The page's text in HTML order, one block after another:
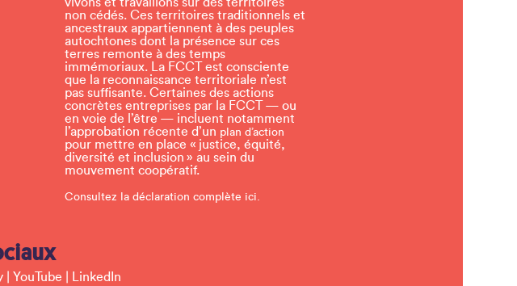
non cédés. Ces territoires traditionnels et
ancestraux appartiennent à des peuples
autochtones dont la présence sur ces
terres remonte à des temps
immémoriaux. La FCCT est consciente
que la reconnaissance territoriale n’est
pas suffisante. Certaines des actions
concrètes entreprises par la FCCT — ou
en voie de l’être — incluent notamment
l’approbation récente d’un plan d’action
pour mettre en place « justice, équité,
diversité et inclusion » au sein du
mouvement coopératif.
Consultez la déclaration complète ici.
YouTube LinkedIn